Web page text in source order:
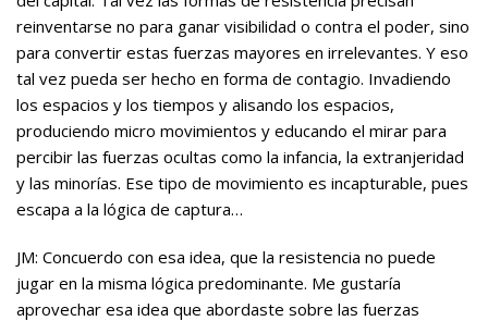
reinventarse no para ganar visibilidad o contra el poder, sino
para convertir estas fuerzas mayores en irrelevantes. Y eso
tal vez pueda ser hecho en forma de contagio. Invadiendo
los espacios y los tiempos y alisando los espacios,
produciendo micro movimientos y educando el mirar para
percibir las fuerzas ocultas como la infancia, la extranjeridad
y las minorías. Ese tipo de movimiento es incapturable, pues
escapa a la lógica de captura…
JM: Concuerdo con esa idea, que la resistencia no puede
jugar en la misma lógica predominante. Me gustaría
aprovechar esa idea que abordaste sobre las fuerzas